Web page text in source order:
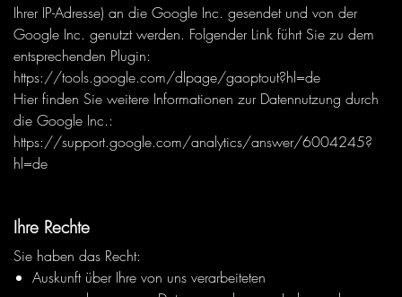
Ihrer IP-Adresse) an die Google Inc. gesendet und von der
Google Inc. genutzt werden. Folgender Link führt Sie zu dem
entsprechenden Plugin:
https://tools.google.com/dlpage/gaoptout?hl=de
Hier finden Sie weitere Informationen zur Datennutzung durch
die Google Inc.:
https://support.google.com/analytics/answer/6004245?
hl=de
Ihre Rechte
Sie haben das Recht:
Auskunft über Ihre von uns verarbeiteten